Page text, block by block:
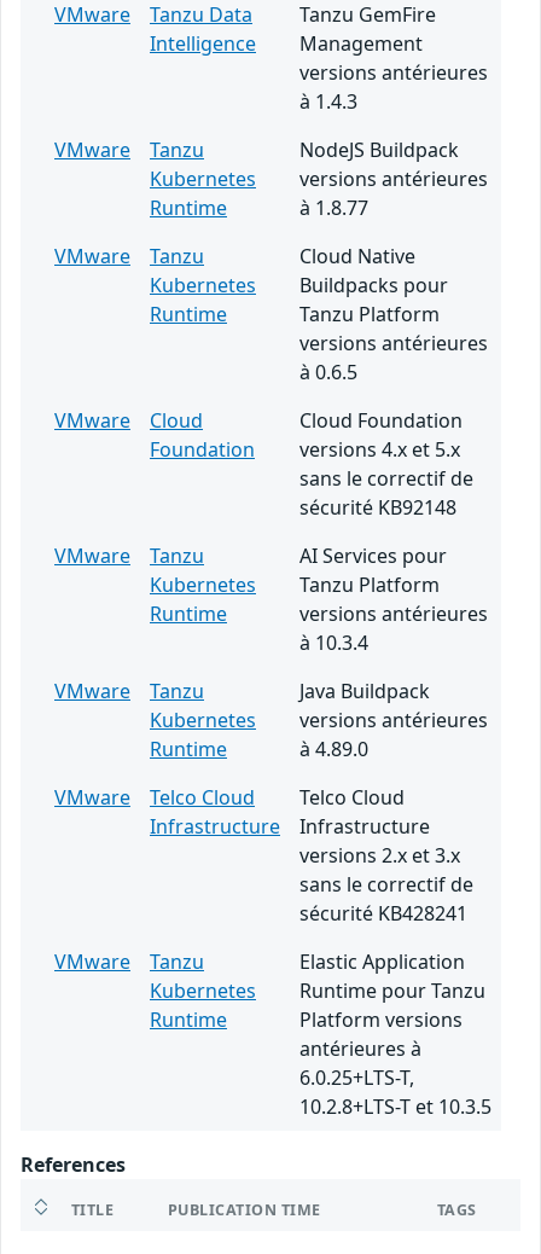
VMware
Tanzu Data
Intelligence
Tanzu GemFire
Management
versions antérieures
à 1.4.3
VMware
Tanzu
Kubernetes
Runtime
NodeJS Buildpack
versions antérieures
à 1.8.77
VMware
Tanzu
Kubernetes
Runtime
Cloud Native
Buildpacks pour
Tanzu Platform
versions antérieures
à 0.6.5
VMware
Cloud
Foundation
Cloud Foundation
versions 4.x et 5.x
sans le correctif de
sécurité KB92148
VMware
Tanzu
Kubernetes
Runtime
AI Services pour
Tanzu Platform
versions antérieures
à 10.3.4
VMware
Tanzu
Kubernetes
Runtime
Java Buildpack
versions antérieures
à 4.89.0
VMware
Telco Cloud
Infrastructure
Telco Cloud
Infrastructure
versions 2.x et 3.x
sans le correctif de
sécurité KB428241
VMware
Tanzu
Kubernetes
Runtime
Elastic Application
Runtime pour Tanzu
Platform versions
antérieures à
6.0.25+LTS-T,
10.2.8+LTS-T et 10.3.5
References
TITLE PUBLICATION TIME TAGS